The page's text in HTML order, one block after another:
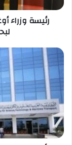
لبحث
رئيسة وزراء
الأكاديمية
العربية
للعلوم
والتكنولوجيا
والنقل
البحري
تُدرج
في
تصنيف